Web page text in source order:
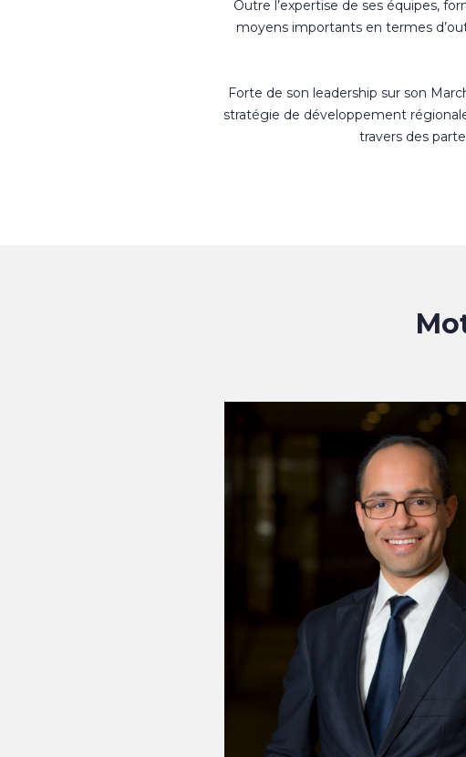
Outre l’expertise de ses équipes,
moyens importants en termes
Forte de son leadership sur son
stratégie de développement
travers des